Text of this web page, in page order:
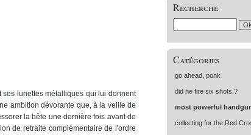
lunettes métalliques qui lui donnent
ambition dévorante que, à la veille de
la bête une dernière fois avant de
de retraite complémentaire de l'ordre
Recherche
Catégories
go ahead, ponk
did he fire six shots ?
most powerful
collecting for the Red